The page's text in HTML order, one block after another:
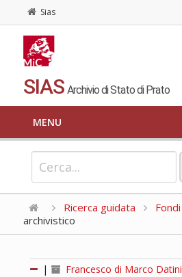
Sias
SIAS Archivio di Stato di Prato
MENU
Ricerca guidata Fondi
archivistico
| Francesco di Marco Datini